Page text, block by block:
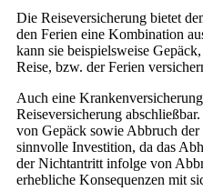
Die Reiseversicherung bietet
den Ferien eine Kombination
kann sie beispielsweise
Reise, bzw. der Ferien
Auch eine
Reiseversicherung
von Gepäck sowie Abbruch der
sinnvolle Investition, da das
der Nichtantritt infolge von
erhebliche Konsequenzen mit